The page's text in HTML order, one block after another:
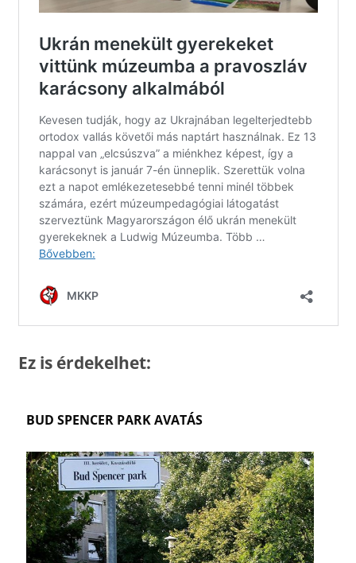
Ez is érdekelhet:
BUD SPENCER PARK AVATÁS